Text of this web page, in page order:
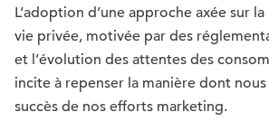
L’adoption d’une approche axée sur
vie privée, motivée par des
et l’évolution des attentes des
incite à repenser la manière dont
succès de nos efforts marketing.